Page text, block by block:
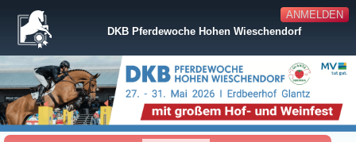
ANMELDEN
DKB Pferdewoche Hohen Wieschendorf